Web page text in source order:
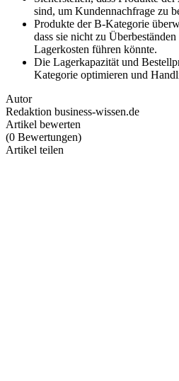
sind, um Kundennachfrage zu
Produkte der B-Kategorie
dass sie nicht zu
Lagerkosten führen könnte.
Die Lagerkapazität und
Kategorie optimieren und
Autor
Redaktion business-wissen.de
Artikel bewerten
(0 Bewertungen)
Artikel teilen